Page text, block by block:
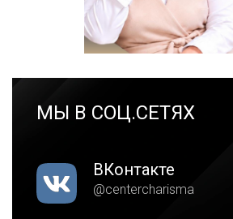
МЫ В СОЦ.СЕТЯХ
ВКонтакте
@centercharisma